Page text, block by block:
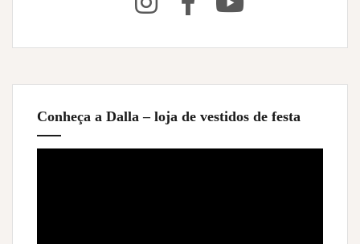
Conheça a Dalla – loja de vestidos de festa